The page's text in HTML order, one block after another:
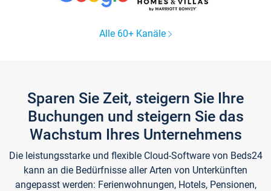
Alle 60+ Kanäle
Sparen Sie Zeit, steigern Sie Ihre
Buchungen und steigern Sie das
Wachstum Ihres Unternehmens
Die leistungsstarke und flexible Cloud-Software von Beds24
kann an die Bedürfnisse aller Arten von Unterkünften
angepasst werden: Ferienwohnungen, Hotels, Pensionen,